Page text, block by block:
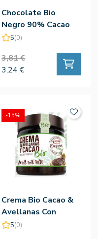
Chocolate Bio
Negro 90% Cacao
Criollo Forastero -
5(0)
3,81 €
3,24 €
Crema Bio Cacao &
Avellanas Con
Aceite De Oliva -
5(0)
-15%